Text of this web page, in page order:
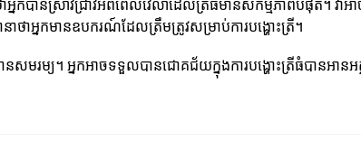
កបានស្រាវជ្រាវអំពីពេលវេលាដែលត្រីធំមានសកម្មភាពបំផុត។ វា
ថាអ្នកមានឧបករណ៍ដែលត្រឹមត្រូវសម្រាប់ការបង្ហោះត្រី។
មរម្យ។ អ្នកអាចទទួលបានជោគជ័យក្នុងការបង្ហោះត្រីធំបានអានអ